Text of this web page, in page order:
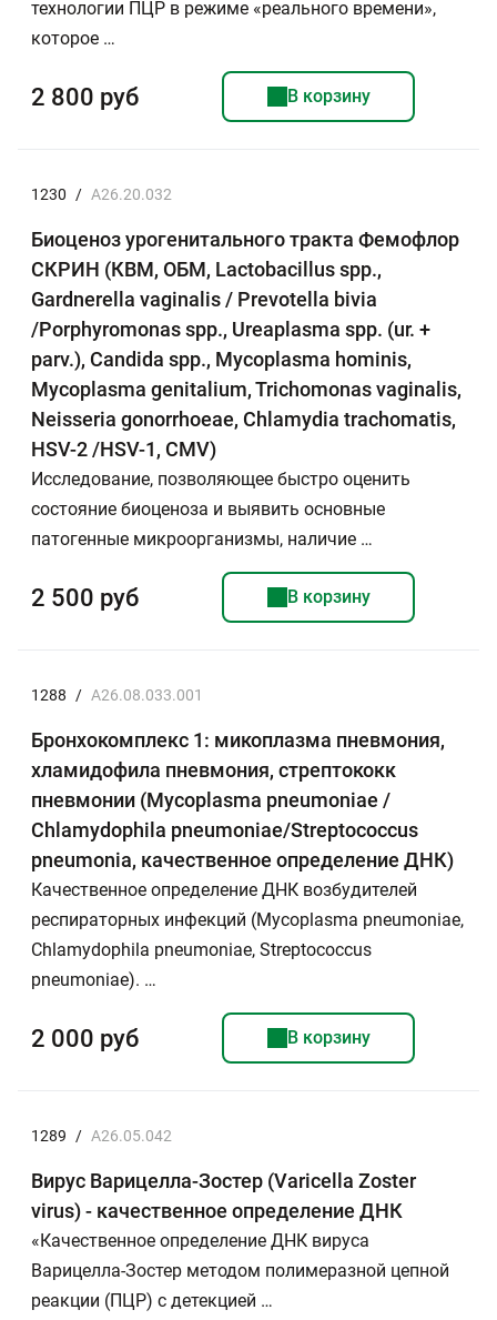
технологии ПЦР в режиме «реального времени»,
которое …
2 800 руб В корзину
1230 / A26.20.032
Биоценоз урогенитального тракта Фемофлор
СКРИН (КВМ, ОБМ, Lactobacillus spp.,
Gardnerella vaginalis / Prevotella bivia
/Porphyromonas spp., Ureaplasma spp. (ur. +
parv.), Candida spp., Mycoplasma hominis,
Mycoplasma genitalium, Trichomonas vaginalis,
Neisseria gonorrhoeae, Chlamydia trachomatis,
HSV-2 /HSV-1, CMV)
Исследование, позволяющее быстро оценить
состояние биоценоза и выявить основные
патогенные микроорганизмы, наличие …
2 500 руб В корзину
1288 / A26.08.033.001
Бронхокомплекс 1: микоплазма пневмония,
хламидофила пневмония, стрептококк
пневмонии (Mycoplasma pneumoniae /
Chlamydophila pneumoniae/Streptococcus
pneumonia, качественное определение ДНК)
Качественное определение ДНК возбудителей
респираторных инфекций (Mycoplasma pneumoniae,
Chlamydophila pneumoniae, Streptococcus
pneumoniae). …
2 000 руб В корзину
1289 / A26.05.042
Вирус Варицелла-Зостер (Varicella Zoster
virus) - качественное определение ДНК
«Качественное определение ДНК вируса
Варицелла-Зостер методом полимеразной цепной
реакции (ПЦР) с детекцией …